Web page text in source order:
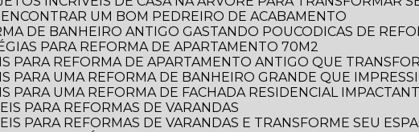
ENCONTRAR UM BOM PEDREIRO DE ACABAMENTO
DE BANHEIRO ANTIGO GASTANDO POUCO
DICAS DE
PARA REFORMA DE APARTAMENTO 70M2
PARA REFORMA DE APARTAMENTO ANTIGO QUE
PARA UMA REFORMA DE BANHEIRO GRANDE QUE
PARA UMA REFORMA DE FACHADA RESIDENCIAL
PARA REFORMAS DE VARANDAS
PARA REFORMAS DE VARANDAS E TRANSFORME SEU